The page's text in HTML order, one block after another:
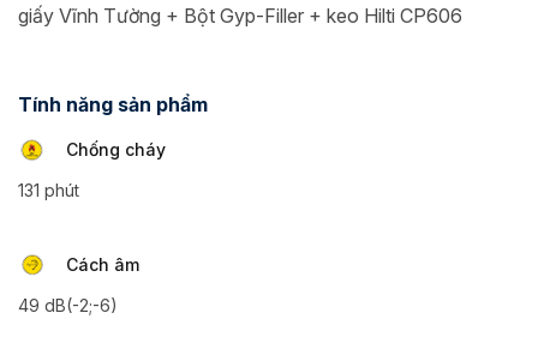
giấy Vĩnh Tường + Bột Gyp-Filler + keo Hilti CP606
Tính năng sản phẩm
Chống cháy
131 phút
Cách âm
49 dB(-2;-6)